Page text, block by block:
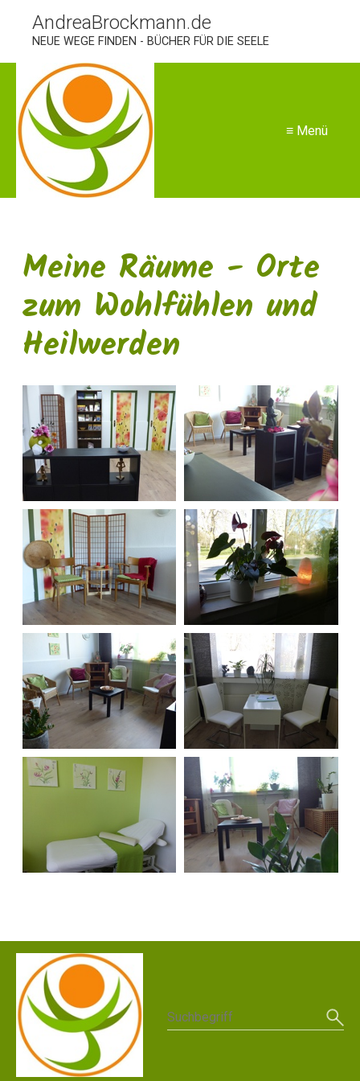
AndreaBrockmann.de
NEUE WEGE FINDEN - BÜCHER FÜR DIE SEELE
≡ Menü
Meine Räume - Orte
zum Wohlfühlen und
Heilwerden